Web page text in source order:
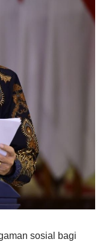
sosial bagi